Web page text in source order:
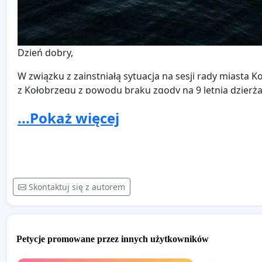
Dzień dobry,
W związku z zainstniałą sytuacja na sesji rady miasta
z Kołobrzegu z powodu braku zgody na 9 letnią
rodzaju dezaprobaty dla działań radnych ( głównie
Zainicjujemy proces referendum lokalnego
...Pokaż więcej
Skontaktuj się z autorem
Petycje promowane przez innych użytkowników